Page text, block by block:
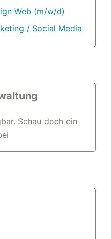
Web (m/w/d)
/ Social Media
Schau doch ein